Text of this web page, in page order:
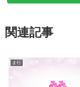
関連記事
ま行